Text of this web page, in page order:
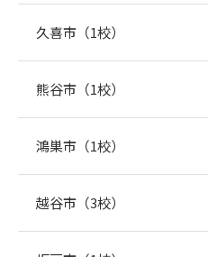
久喜市（1校）
熊谷市（1校）
鴻巣市（1校）
越谷市（3校）